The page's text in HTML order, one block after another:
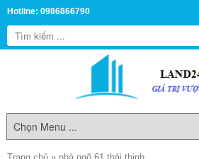
Hotline: 0986866790